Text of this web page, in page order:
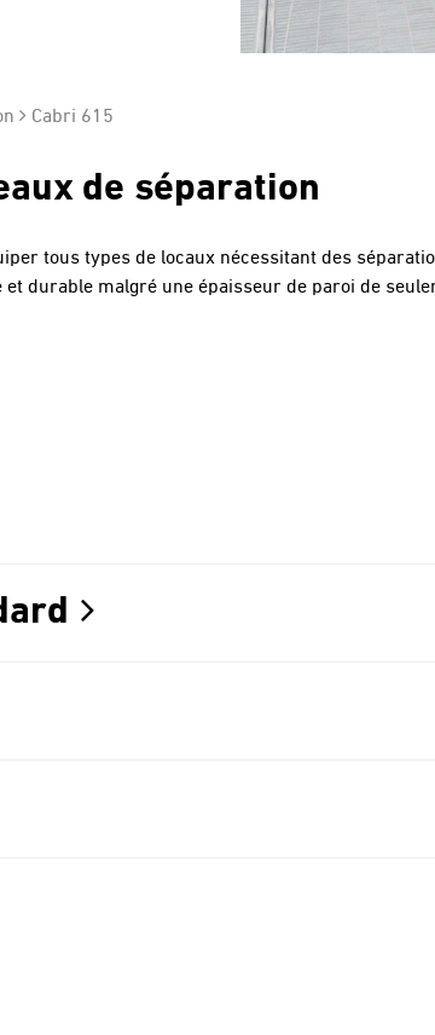
Cabri 615
de séparation
tous types de locaux nécessitant des
durable malgré une épaisseur de paroi de